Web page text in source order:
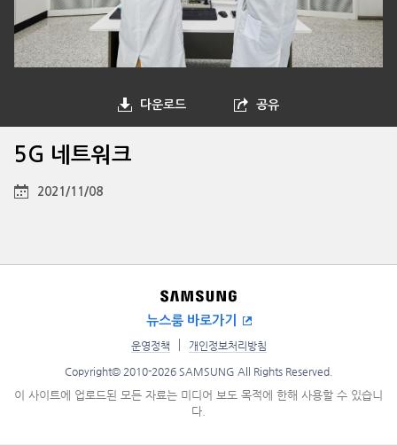
다운로드 공유
5G 네트워크
2021/11/08
뉴스룸 바로가기
운영정책 개인정보처리방침
Copyright© 2010-2026 SAMSUNG All Rights Reserved.
이 사이트에 업로드된 모든 자료는 미디어 보도 목적에 한해 사용할 수 있습니
다.